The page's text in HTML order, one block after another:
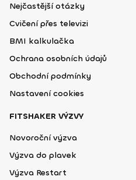
Nejčastější otázky
Cvičení přes televizi
BMI kalkulačka
Ochrana osobních údajů
Obchodní podmínky
Nastavení cookies
FITSHAKER VÝZVY
Novoroční výzva
Výzva do plavek
Výzva Restart